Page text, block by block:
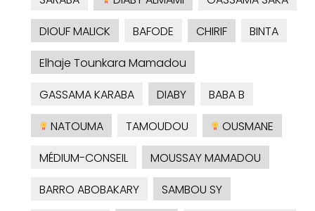
DIOUF MALICK
BAFODE CHIRIF
BINTA
Elhaje Tounkara Mamadou
GASSAMA KARABA
DIABY
BABA B
NATOUMA
TAMOUDOU
OUSMANE
MÉDIUM-CONSEIL
MOUSSAY MAMADOU
BARRO ABOBAKARY
SAMBOU SY